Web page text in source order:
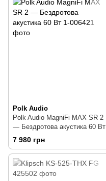
Polk Audio
Polk Audio MagniFi MAX SR 2
— Бездротова акустика 60 Вт
7 980 грн